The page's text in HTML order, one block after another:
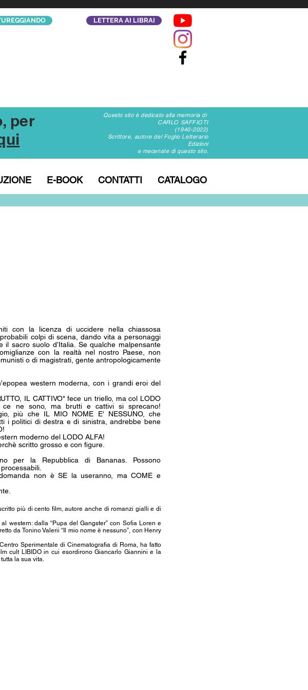
LETTERA AI LIBRAI
per
Questo sito è dedicato alla memoria di
CARLO SAFFIOTI
(1940-2022)
Scrittore, autore del Foglio Letterario
Edizioni
e mecenate di questo sito.
E-BOOK CONTATTI CATALOGO
con la licenza di uccidere nella chiassosa
colpi di scena, dando vita a personaggi
sacro suolo d’Italia. Se qualche malpensante
con la realtà nel nostro Paese, non
o di magistrati, gente antropologicamente
western moderna, con i grandi eroi del
IL CATTIVO" fece un triello, ma col LODO
ce ne sono, ma brutti e cattivi si sprecano!
più che IL MIO NOME E' NESSUNO, che
i politici di destra e di sinistra, andrebbe bene
moderno del LODO ALFA!
scritto grosso e con figure.
per la Repubblica di Bananas. Possono
non è SE la useranno, ma COME e
più di cento film, autore anche di romanzi gialli e di
western: dalla “Pupa del Gangster” con Sofia Loren e
da Tonino Valerii “Il mio nome è nessuno”, con Henry
Sperimentale di Cinematografia di Roma, ha fatto
cult LIBIDO in cui esordirono Giancarlo Giannini e la
la sua vita.